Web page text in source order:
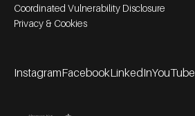
Coordinated Vulnerability Disclosure
Privacy & Cookies
InstagramFacebookLinkedInYouTube